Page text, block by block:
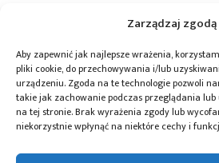
Zarządzaj zgodą
Aby zapewnić jak najlepsze wrażenia,
pliki cookie, do przechowywania i/lub
urządzeniu. Zgoda na te technologie pozwoli
takie jak zachowanie podczas przeglądania
na tej stronie. Brak wyrażenia zgody lub
niekorzystnie wpłynąć na niektóre cechy i
,Farnell,pomiary
Przeczytaj również: